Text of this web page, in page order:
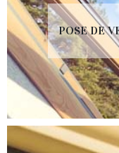
POSE DE